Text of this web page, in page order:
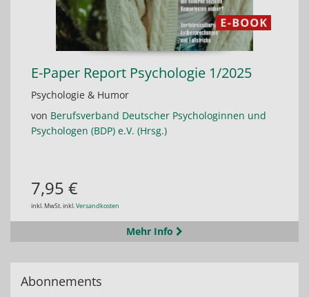
E-Paper Report Psychologie 1/2025
Psychologie & Humor
von Berufsverband Deutscher Psychologinnen und
Psychologen (BDP) e.V. (Hrsg.)
7,95 €
inkl. MwSt. inkl.Versandkosten
Mehr Info
Abonnements